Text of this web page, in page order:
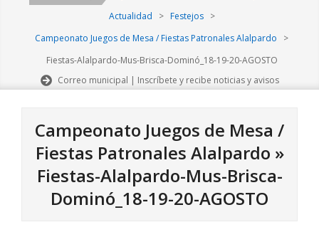
Actualidad
> Festejos
>
Campeonato Juegos de Mesa / Fiestas Patronales Alalpardo
>
Fiestas-Alalpardo-Mus-Brisca-Dominó_18-19-20-AGOSTO
Correo municipal | Inscríbete y recibe noticias y avisos
Campeonato Juegos de Mesa /
Fiestas Patronales Alalpardo »
Fiestas-Alalpardo-Mus-Brisca-
Dominó_18-19-20-AGOSTO